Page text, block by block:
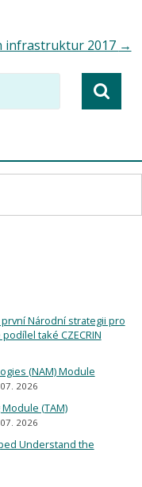
infrastruktur 2017 →
Národní strategii pro
také CZECRIN
(NAM) Module
2026
(TAM)
2026
Understand the